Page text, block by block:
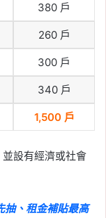
380 戶
260 戶
300 戶
340 戶
1,500 戶
並設有經濟或社會
、租金補貼最高